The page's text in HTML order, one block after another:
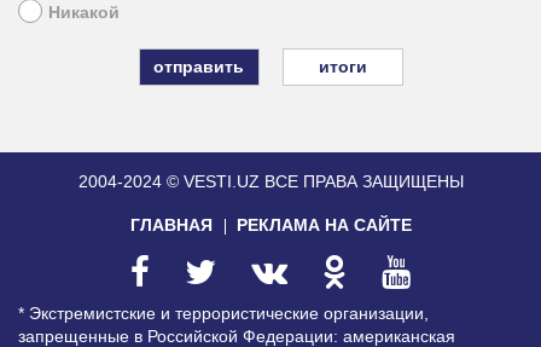
Никакой
итоги
2004-2024 © VESTI.UZ ВСЕ ПРАВА ЗАЩИЩЕНЫ
ГЛАВНАЯ РЕКЛАМА НА САЙТЕ
* Экстремистские и террористические организации,
запрещенные в Российской Федерации: американская